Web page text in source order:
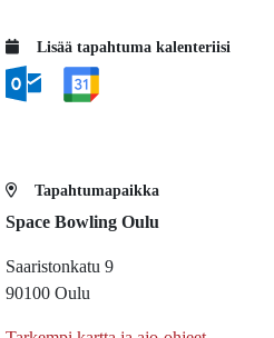
Lisää tapahtuma kalenteriisi
Tapahtumapaikka
Space Bowling Oulu
Saaristonkatu 9
90100 Oulu